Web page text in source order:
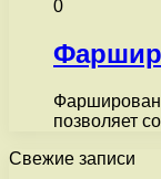
0
позволяет
Свежие записи